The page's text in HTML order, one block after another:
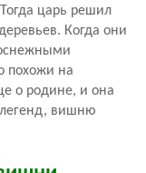
царь решил
Когда они
похожи на
о родине, и она
легенд, вишню